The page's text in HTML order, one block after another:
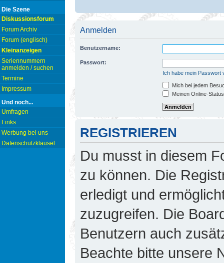
Die Szene
Diskussionsforum
Forum Archiv
Forum (englisch)
Kleinanzeigen
Seriennummern
anmelden / suchen
Termine
Impressum
Und noch...
Umfragen
Links
Werbung bei uns
Datenschutzklausel
Anmelden
Benutzername:
Passwort:
Ich habe mein Passwort
Mich bei jedem
Meinen Online-
REGISTRIEREN
Du musst in diesem
zu können. Die
erledigt und
zuzugreifen. Die
Benutzern auch
Beachte bitte unsere